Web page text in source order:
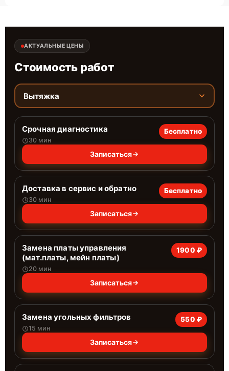
АКТУАЛЬНЫЕ ЦЕНЫ
Стоимость работ
Вытяжка
Срочная диагностика
30 мин
Бесплатно
Записаться
Доставка в сервис и обратно
30 мин
Бесплатно
Записаться
Замена платы управления
(мат.платы, мейн платы)
20 мин
1900 ₽
Записаться
Замена угольных фильтров
15 мин
550 ₽
Записаться